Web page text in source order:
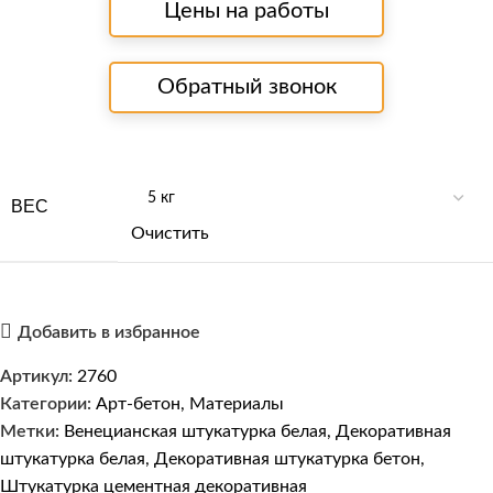
Цены на работы
Обратный звонок
ВЕС
Очистить
Добавить в избранное
Артикул: 2760
Категории: Арт-бетон, Материалы
Метки: Венецианская штукатурка белая, Декоративная
штукатурка белая, Декоративная штукатурка бетон,
Штукатурка цементная декоративная